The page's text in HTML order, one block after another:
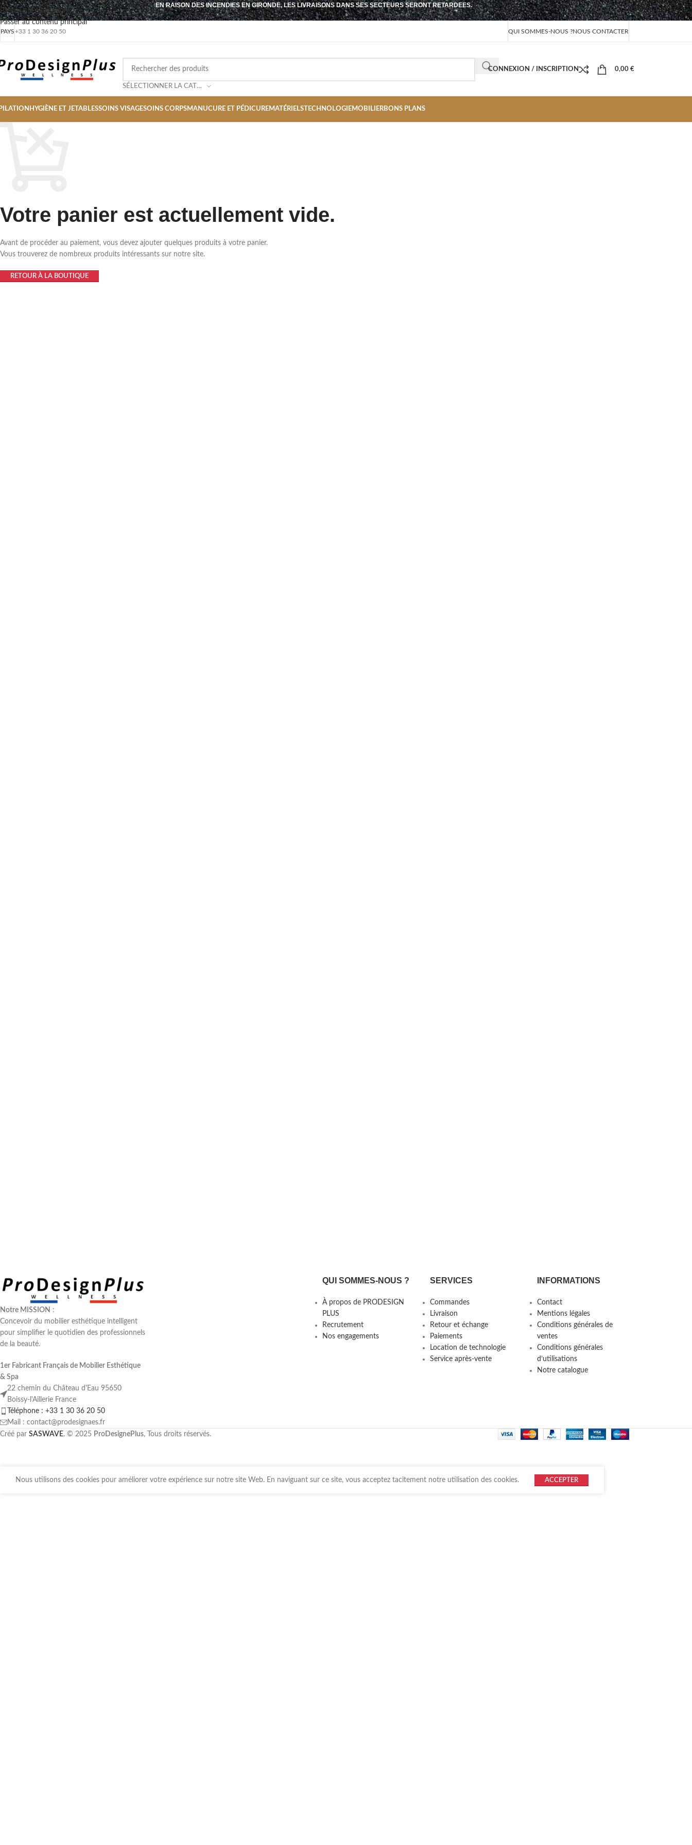
Passer à la navigation
Passer au contenu principal
EN RAISON DES INCENDIES EN GIRONDE, LES LIVRAISONS DANS SES SECTEURS SERONT RETARDEES.
PAYS+33 1 30 36 20 50 QUI SOMMES-NOUS ?NOUS CONTACTER
SÉLECTIONNER LA CATÉGORIE
CONNEXION / INSCRIPTION 0,00 €
HYGIÈNE ET JETABLESSOINS VISAGESOINS CORPSMANUCURE ET PÉDICUREMATÉRIELSTECHNOLOGIEMOBILIERBONS PLANS
Votre panier est actuellement vide.
Avant de procéder au paiement, vous devez ajouter quelques produits à votre panier.
Vous trouverez de nombreux produits intéressants sur notre site.
RETOUR À LA BOUTIQUE
Notre MISSION :
Concevoir du mobilier esthétique intelligent
pour simplifier le quotidien des professionnels
de la beauté.
1er Fabricant Français de Mobilier Esthétique
& Spa
22 chemin du Château d'Eau 95650
Boissy-l'Aillerie France
Téléphone : +33 1 30 36 20 50
Mail : contact@prodesignaes.fr
QUI SOMMES-NOUS ?
À propos de PRODESIGN
PLUS
Recrutement
Nos engagements
SERVICES
Commandes
Livraison
Retour et échange
Paiements
Location de technologie
Service après-vente
INFORMATIONS
Contact
Mentions légales
Conditions générales de
ventes
Conditions générales
d’utilisations
Notre catalogue
Créé par SASWAVE. © 2025 ProDesignePlus, Tous droits réservés.
Nous utilisons des cookies pour améliorer votre expérience sur notre site Web. En naviguant sur ce site, vous acceptez tacitement notre utilisation des cookies. ACCEPTER